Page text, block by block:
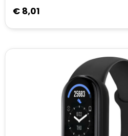
Moleskine
MyKit
Ocean Bottle
€ 8,01